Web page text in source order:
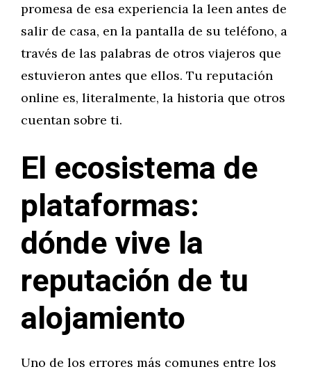
promesa de esa experiencia la leen antes de
salir de casa, en la pantalla de su teléfono, a
través de las palabras de otros viajeros que
estuvieron antes que ellos. Tu reputación
online es, literalmente, la historia que otros
cuentan sobre ti.
El ecosistema de
plataformas:
dónde vive la
reputación de tu
alojamiento
Uno de los errores más comunes entre los